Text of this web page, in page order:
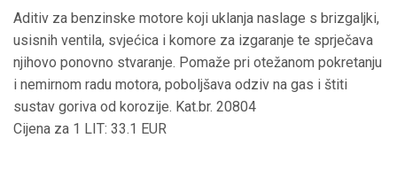
Aditiv za benzinske motore koji uklanja naslage s brizgaljki,
usisnih ventila, svjećica i komore za izgaranje te sprječava
njihovo ponovno stvaranje. Pomaže pri otežanom pokretanju
i nemirnom radu motora, poboljšava odziv na gas i štiti
sustav goriva od korozije. Kat.br. 20804
Cijena za 1 LIT: 33.1 EUR